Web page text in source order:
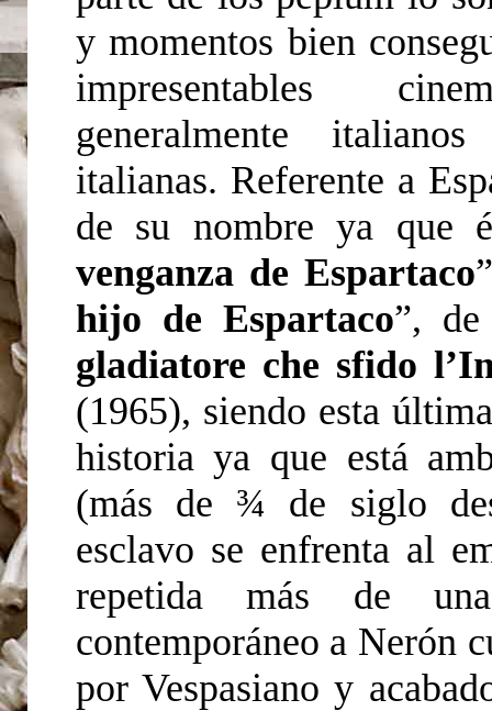
y momentos bien
impresentables
generalmente
italianas. Referente a
de su nombre ya que
venganza de Espartaco
hijo de Espartaco”,
gladiatore che sfido
(1965), siendo esta
historia ya que está
(más de ¾ de siglo
esclavo se enfrenta al
repetida más de
contemporáneo a Nerón
por Vespasiano y